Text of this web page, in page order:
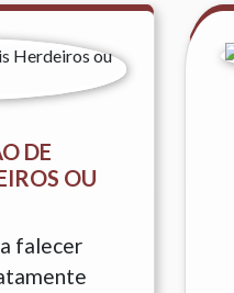
DE
OU
falecer